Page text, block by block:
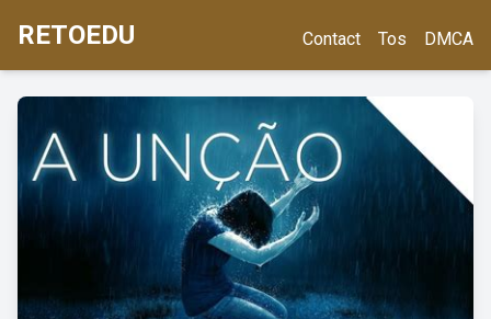
RETOEDU Contact Tos DMCA